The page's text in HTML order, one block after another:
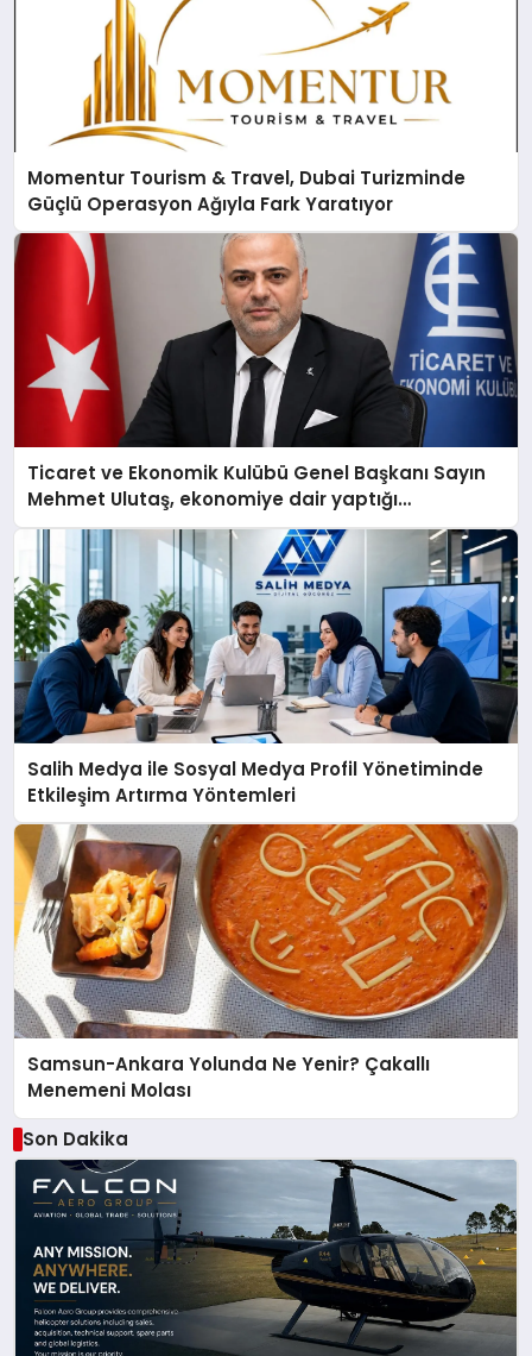
Momentur Tourism & Travel, Dubai Turizminde
Güçlü Operasyon Ağıyla Fark Yaratıyor
Ticaret ve Ekonomik Kulübü Genel Başkanı Sayın
Mehmet Ulutaş, ekonomiye dair yaptığı
açıklamada şunları kaydetti:
Salih Medya ile Sosyal Medya Profil Yönetiminde
Etkileşim Artırma Yöntemleri
Samsun-Ankara Yolunda Ne Yenir? Çakallı
Menemeni Molası
Son Dakika